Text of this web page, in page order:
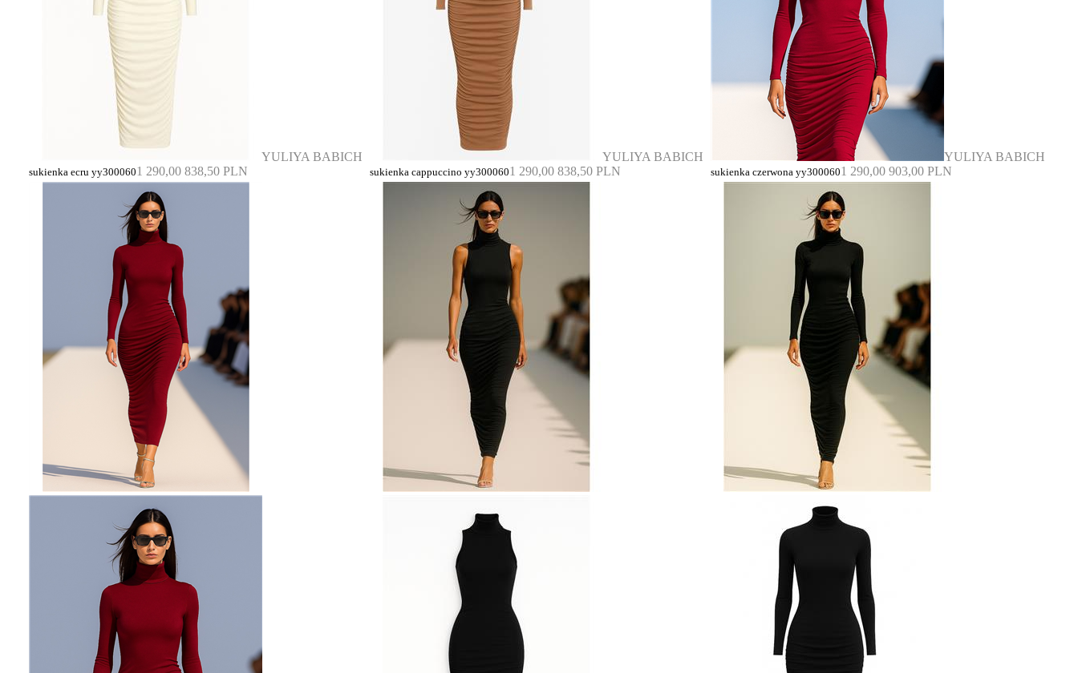
YULIYA BABICH
sukienka ecru yy3000601 290,00 838,50 PLN
YULIYA BABICH
sukienka cappuccino yy3000601 290,00 838,50 PLN
YULIYA BABICH
sukienka czerwona yy3000601 290,00 903,00 PLN